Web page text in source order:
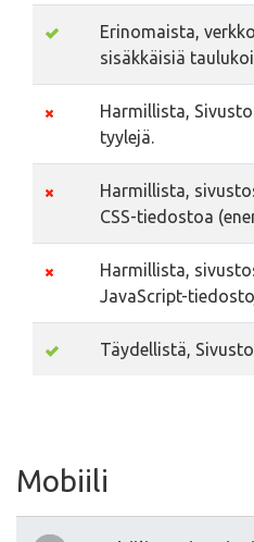
Erinomaista,
sisäkkäisiä
Harmillista,
tyylejä.
Harmillista,
CSS-tiedostoa
Harmillista,
JavaScript-
Täydellistä,
Mobiili